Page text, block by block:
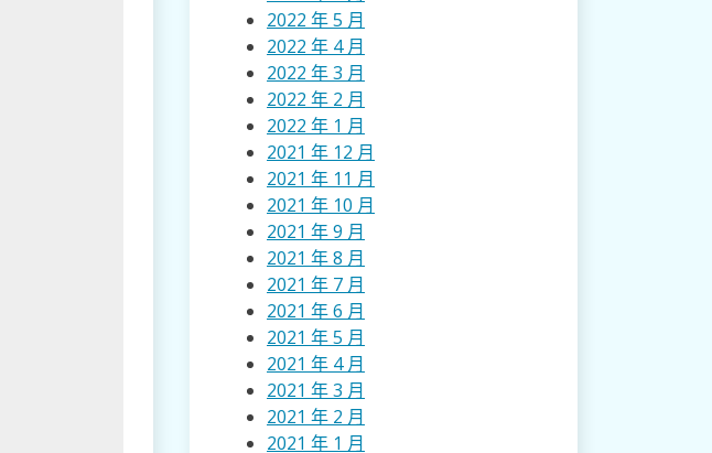
2022 年 5 月
2022 年 4 月
2022 年 3 月
2022 年 2 月
2022 年 1 月
2021 年 12 月
2021 年 11 月
2021 年 10 月
2021 年 9 月
2021 年 8 月
2021 年 7 月
2021 年 6 月
2021 年 5 月
2021 年 4 月
2021 年 3 月
2021 年 2 月
2021 年 1 月